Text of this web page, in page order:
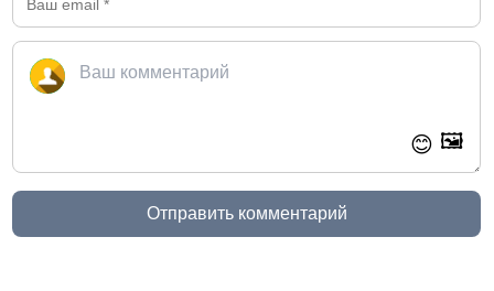
😊 🖼️
Отправить комментарий